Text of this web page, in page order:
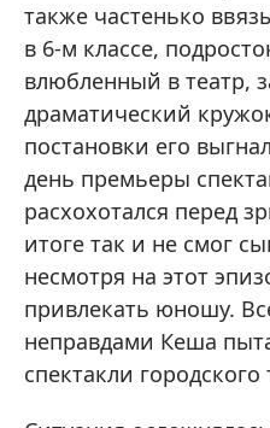
также частенько
в 6-м классе,
влюбленный в театр,
драматический
постановки его
день премьеры
расхохотался перед
итоге так и не смог
несмотря на этот
привлекать юношу.
неправдами Кеша
спектакли городского